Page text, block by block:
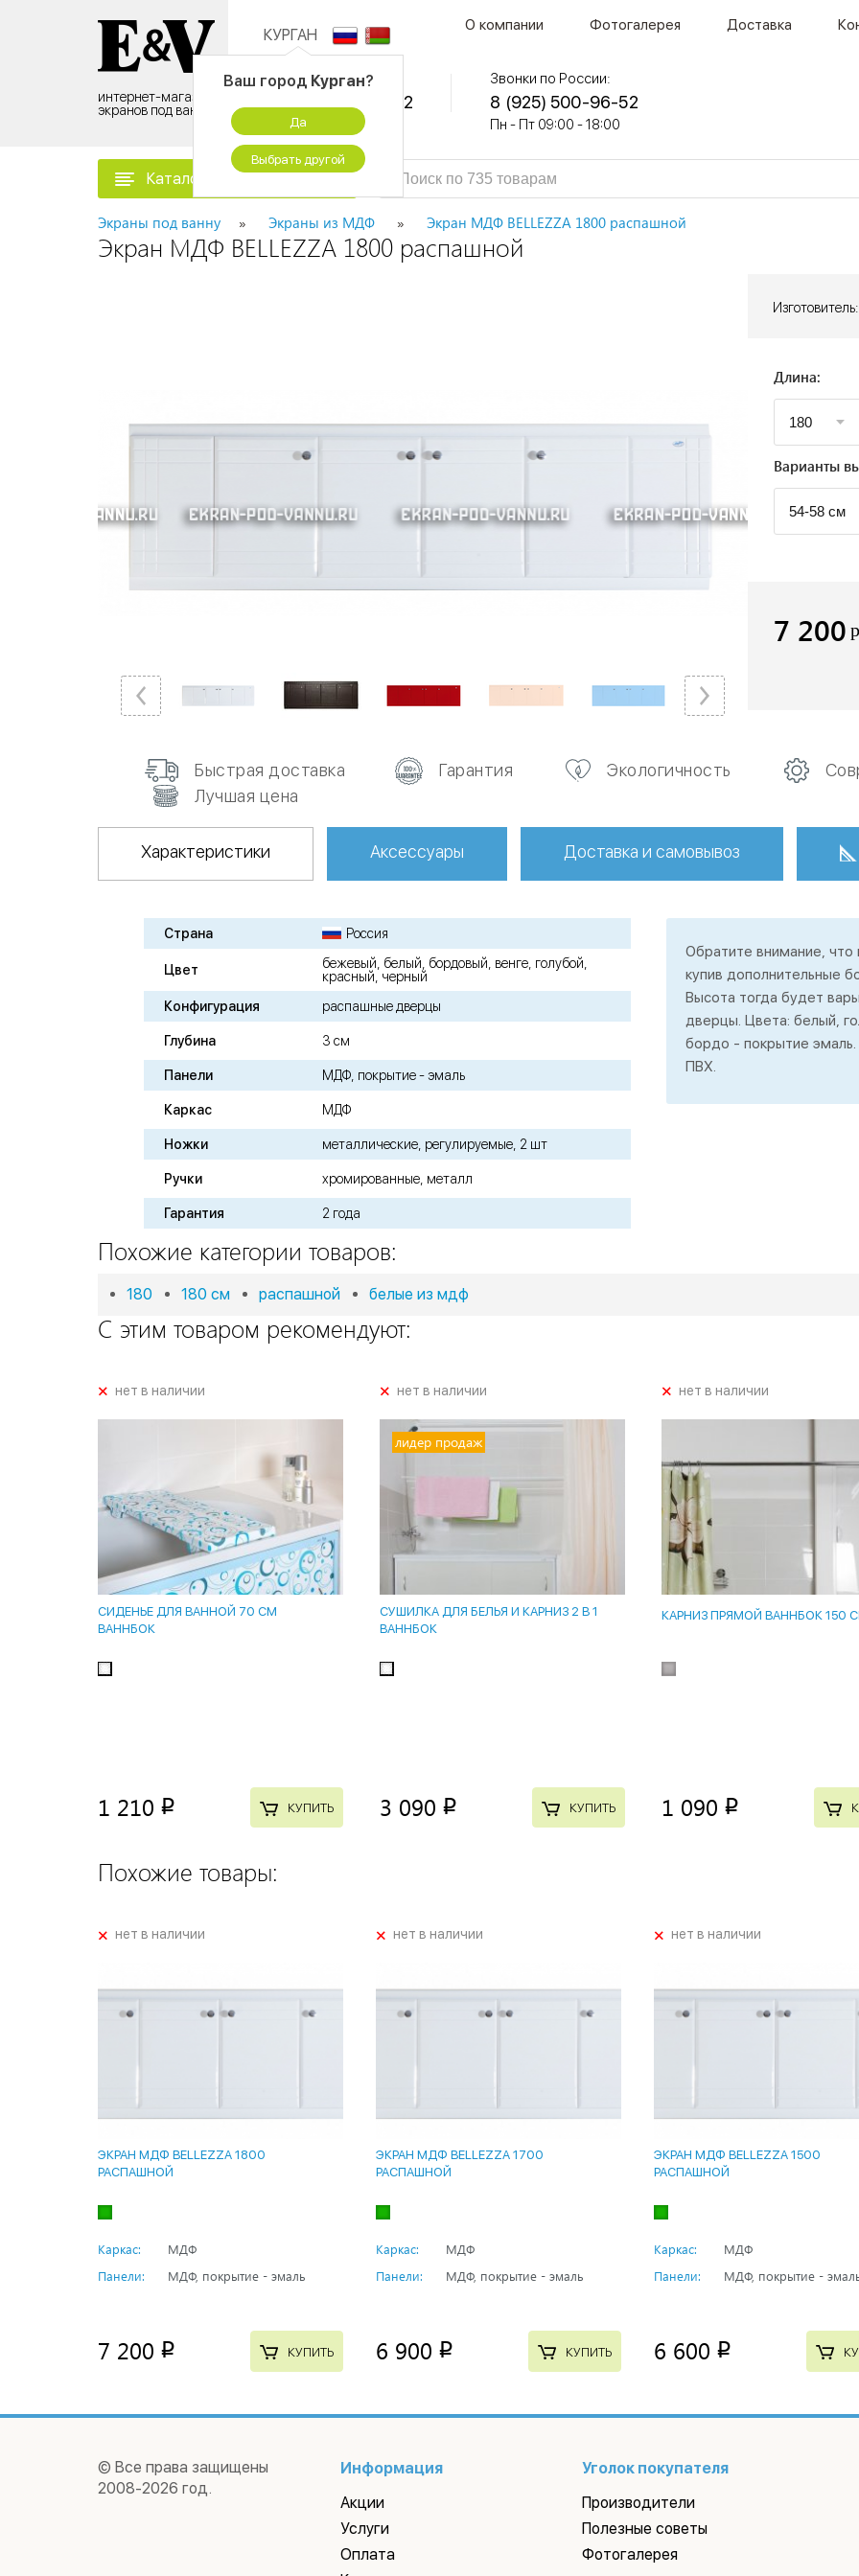
интернет-магазин
экранов под ванну
КУРГАН
Ваш город Курган?
Да
Выбрать другой
О компании Фотогалерея Доставка
Контактный центр:
8 (495) 500-96-52
временно не работаем
Звонки по России:
8 (925) 500-96-52
Пн - Пт 09:00 - 18:00
Каталог товаров
Экраны под ванну Экраны из МДФ Экран МДФ BELLEZZA 1800 распашной
Экран МДФ BELLEZZA 1800 распашной
Изготовитель:
Длина:
Варианты
7 200
Быстрая доставка Гарантия Экологичность
Лучшая цена
Характеристики Аксессуары Доставка и самовывоз
Страна Россия
Цвет
бежевый, белый, бордовый, венге, голубой,
красный, черный
Конфигурация
распашные дверцы
Глубина 3 см
Панели МДФ, покрытие - эмаль
Каркас МДФ
Ножки металлические, регулируемые, 2 шт
Ручки хромированные, металл
Гарантия 2 года
Обратите внимание,
купив дополнительные
Высота тогда будет
дверцы. Цвета: белый,
бордо - покрытие эмаль.
ПВХ.
Похожие категории товаров:
180 180 см распашной белые из мдф
С этим товаром рекомендуют:
+нет в наличии
СИДЕНЬЕ ДЛЯ ВАННОЙ 70 СМ
ВАННБОК
1 210 p КУПИТЬ
+нет в наличии
лидер продаж
СУШИЛКА ДЛЯ БЕЛЬЯ И КАРНИЗ 2 В 1
ВАННБОК
3 090 p КУПИТЬ
+нет в наличии
КАРНИЗ ПРЯМОЙ ВАННБОК 150
1 090 p
Похожие товары:
+нет в наличии
ЭКРАН МДФ BELLEZZA 1800
РАСПАШНОЙ
Каркас:
МДФ
Панели:
МДФ, покрытие - эмаль
7 200 p КУПИТЬ
+нет в наличии
ЭКРАН МДФ BELLEZZA 1700
РАСПАШНОЙ
Каркас:
МДФ
Панели:
МДФ, покрытие - эмаль
6 900 p КУПИТЬ
+нет в наличии
ЭКРАН МДФ BELLEZZA 1500
РАСПАШНОЙ
Каркас:
МДФ
Панели:
МДФ, покрытие -
6 600 p
© Все права защищены
2008-2026 год.
Информация
Акции
Услуги
Оплата
Уголок покупателя
Производители
Полезные советы
Фотогалерея